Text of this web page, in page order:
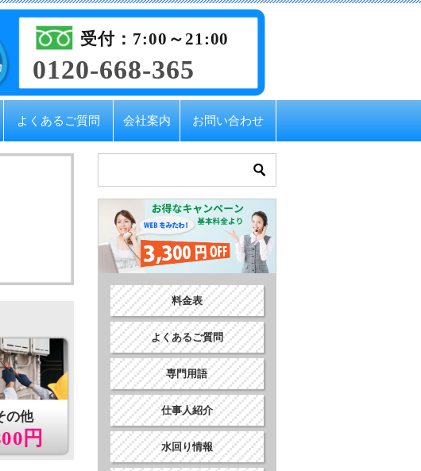
0120-668-365
受付：7:00～21:00
よくあるご質問 会社案内 お問い合わせ
の他
円
料金表
よくあるご質問
専門用語
仕事人紹介
水回り情報